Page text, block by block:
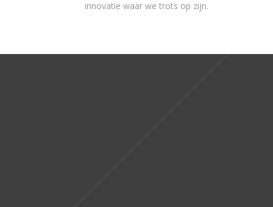
innovatie waar we trots op zijn.